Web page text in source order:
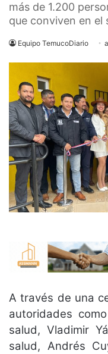
más de 1.200
que conviven en el
Equipo TemucoDiario
A través de una
autoridades
salud, Vladimir
salud, Andrés